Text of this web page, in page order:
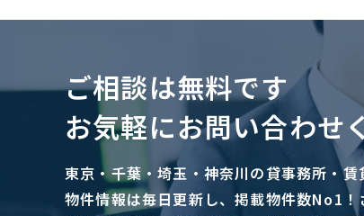
ご相談は無料です
お気軽にお問い合わせ
東京・千葉・埼玉・神奈川の貸事務所・
物件情報は毎日更新し、掲載物件数No1！